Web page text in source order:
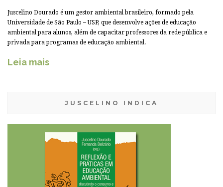
Juscelino Dourado é um gestor ambiental brasileiro, formado pela
Universidade de São Paulo – USP, que desenvolve ações de educação
ambiental para alunos, além de capacitar professores da rede pública e
privada para programas de educação ambiental.
Leia mais
JUSCELINO INDICA